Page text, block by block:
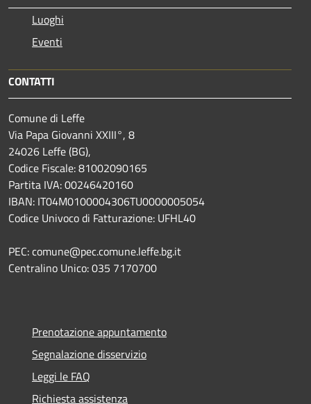
Luoghi
Eventi
CONTATTI
Comune di Leffe
Via Papa Giovanni XXIII°, 8
24026 Leffe (BG),
Codice Fiscale: 81002090165
Partita IVA: 00246420160
IBAN: IT04M0100004306TU0000005054
Codice Univoco di Fatturazione: UFHL40
PEC: comune@pec.comune.leffe.bg.it
Centralino Unico: 035 7170700
Prenotazione appuntamento
Segnalazione disservizio
Leggi le FAQ
Richiesta assistenza